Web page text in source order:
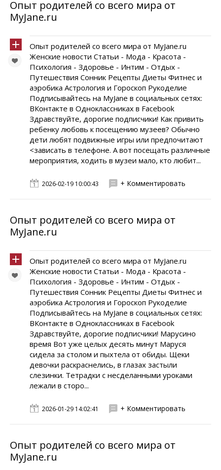
Опыт родителей со всего мира от
MyJane.ru
Опыт родителей со всего мира от MyJane.ru
Женские новости Статьи - Мода - Красота -
Психология - Здоровье - Интим - Отдых -
Путешествия Сонник Рецепты Диеты Фитнес и
аэробика Астрология и Гороскоп Рукоделие
Подписывайтесь на MyJane в социальных сетях:
ВКонтакте в Одноклассниках в Facebook
Здравствуйте, дорогие подписчики! Как привить
ребенку любовь к посещению музеев? Обычно
дети любят подвижные игры или предпочитают
<зависать в телефоне. А вот посещать различные
мероприятия, ходить в музеи мало, кто любит...
2026-02-19 10:00:43 + Комментировать
Опыт родителей со всего мира от
MyJane.ru
Опыт родителей со всего мира от MyJane.ru
Женские новости Статьи - Мода - Красота -
Психология - Здоровье - Интим - Отдых -
Путешествия Сонник Рецепты Диеты Фитнес и
аэробика Астрология и Гороскоп Рукоделие
Подписывайтесь на MyJane в социальных сетях:
ВКонтакте в Одноклассниках в Facebook
Здравствуйте, дорогие подписчики! Марусино
время Вот уже целых десять минут Маруся
сидела за столом и пыхтела от обиды. Щеки
девочки раскраснелись, в глазах застыли
слезинки. Тетрадки с несделанными уроками
лежали в сторо...
2026-01-29 14:02:41 + Комментировать
Опыт родителей со всего мира от
MyJane.ru